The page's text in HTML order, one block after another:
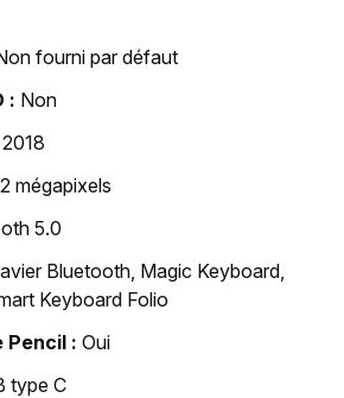
fourni par défaut
Non
2018
mégapixels
5.0
Bluetooth, Magic Keyboard,
Keyboard Folio
Pencil
Oui
type C